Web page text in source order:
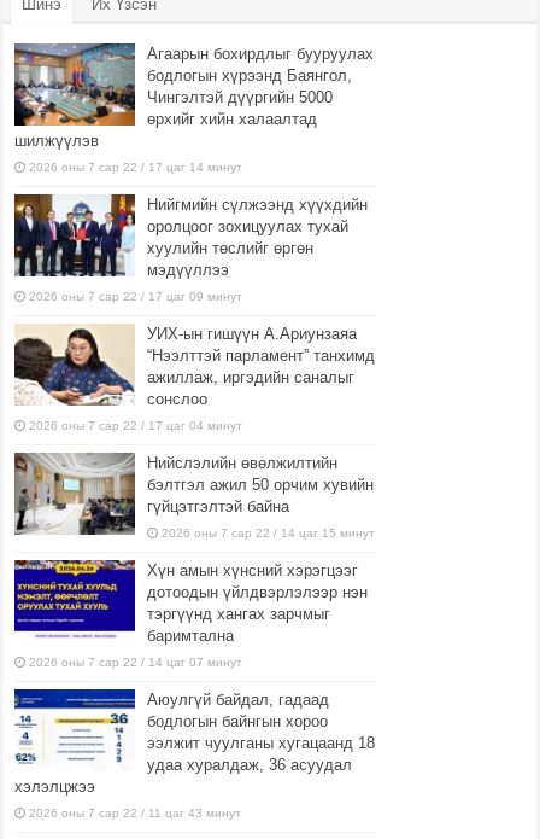
Шинэ Их Үзсэн
Агаарын бохирдлыг бууруулах
бодлогын хүрээнд Баянгол,
Чингэлтэй дүүргийн 5000
өрхийг хийн халаалтад
шилжүүлэв
2026 оны 7 сар 22 / 17 цаг 14 минут
Нийгмийн сүлжээнд хүүхдийн
оролцоог зохицуулах тухай
хуулийн төслийг өргөн
мэдүүллээ
2026 оны 7 сар 22 / 17 цаг 09 минут
УИХ-ын гишүүн А.Ариунзаяа
“Нээлттэй парламент” танхимд
ажиллаж, иргэдийн саналыг
сонслоо
2026 оны 7 сар 22 / 17 цаг 04 минут
Нийслэлийн өвөлжилтийн
бэлтгэл ажил 50 орчим хувийн
гүйцэтгэлтэй байна
2026 оны 7 сар 22 / 14 цаг 15 минут
Хүн амын хүнсний хэрэгцээг
дотоодын үйлдвэрлэлээр нэн
тэргүүнд хангах зарчмыг
баримтална
2026 оны 7 сар 22 / 14 цаг 07 минут
Аюулгүй байдал, гадаад
бодлогын байнгын хороо
ээлжит чуулганы хугацаанд 18
удаа хуралдаж, 36 асуудал
хэлэлцжээ
2026 оны 7 сар 22 / 11 цаг 43 минут